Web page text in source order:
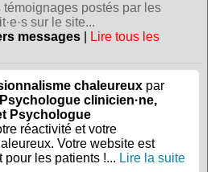
témoignages postés par les
sur le site...
messages
Lire tous les
chaleureux par
clinicien·ne,
Psychologue
réactivité et votre
Votre website est
pour les patients !... Lire la suite